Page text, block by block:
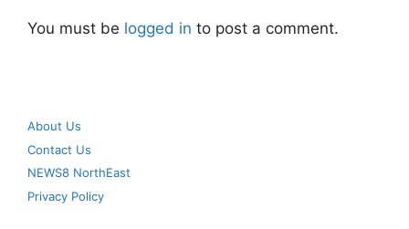
You must be logged in to post a comment.
About Us
Contact Us
NEWS8 NorthEast
Privacy Policy